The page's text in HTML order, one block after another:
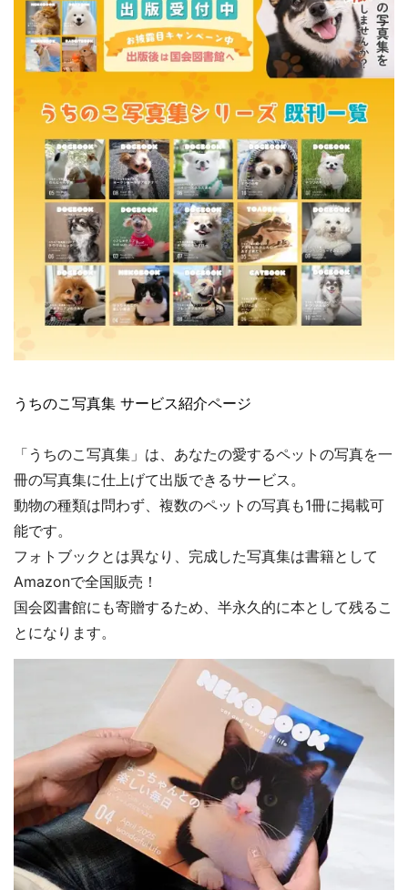
うちのこ写真集 サービス紹介ページ
「うちのこ写真集」は、あなたの愛するペットの写真を一
冊の写真集に仕上げて出版できるサービス。
動物の種類は問わず、複数のペットの写真も1冊に掲載可
能です。
フォトブックとは異なり、完成した写真集は書籍として
Amazonで全国販売！
国会図書館にも寄贈するため、半永久的に本として残るこ
とになります。